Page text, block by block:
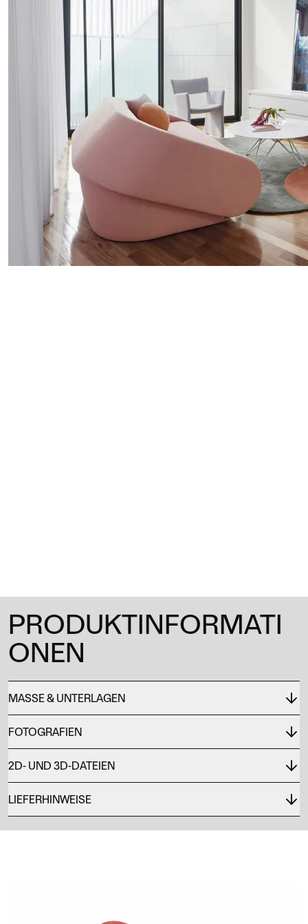
PRODUKTINFORMATI
ONEN
MASSE & UNTERLAGEN
FOTOGRAFIEN
2D- UND 3D-DATEIEN
LIEFERHINWEISE